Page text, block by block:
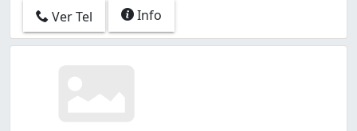
Ver Tel Info